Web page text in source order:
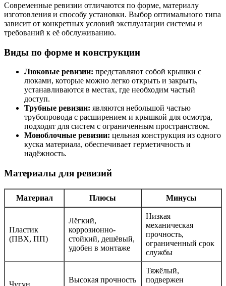
Современные ревизии отличаются по форме, материалу
изготовления и способу установки. Выбор оптимального типа
зависит от конкретных условий эксплуатации системы и
требований к её обслуживанию.
Виды по форме и конструкции
Люковые ревизии: представляют собой крышки с
люками, которые можно легко открыть и закрыть,
устанавливаются в местах, где необходим частый
доступ.
Трубные ревизии: являются небольшой частью
трубопровода с расширением и крышкой для осмотра,
подходят для систем с ограниченным пространством.
Моноблочные ревизии: цельная конструкция из одного
куска материала, обеспечивает герметичность и
надёжность.
Материалы для ревизий
Материал Плюсы Минусы
Пластик
(ПВХ, ПП)
Лёгкий,
коррозионно-
стойкий, дешёвый,
удобен в монтаже
Низкая
механическая
прочность,
ограниченный срок
службы
Чугун
Высокая прочность
Тяжёлый,
подвержен